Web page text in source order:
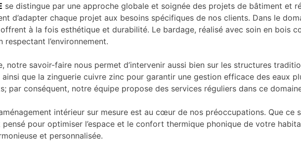
se distingue par une approche globale et soignée des projets de bâtiment et
d’adapter chaque projet aux besoins spécifiques de nos clients. Dans le
à la fois esthétique et durabilité. Le bardage, réalisé avec soin en bois
l’environnement.
notre savoir-faire nous permet d’intervenir aussi bien sur les structures
que la zinguerie cuivre zinc pour garantir une gestion efficace des eaux
par conséquent, notre équipe propose des services réguliers dans ce
intérieur sur mesure est au cœur de nos préoccupations. Que
pour optimiser l’espace et le confort thermique phonique de votre
et personnalisée.